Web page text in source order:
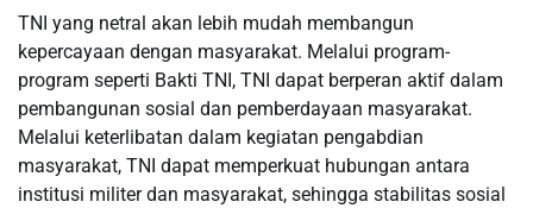
TNI yang netral akan lebih mudah membangun
kepercayaan dengan masyarakat. Melalui program-
program seperti Bakti TNI, TNI dapat berperan aktif dalam
pembangunan sosial dan pemberdayaan masyarakat.
Melalui keterlibatan dalam kegiatan pengabdian
masyarakat, TNI dapat memperkuat hubungan antara
institusi militer dan masyarakat, sehingga stabilitas sosial